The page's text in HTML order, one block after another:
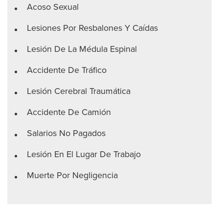
Acoso Sexual
Lesiones Por Resbalones Y Caídas
Lesión De La Médula Espinal
Accidente De Tráfico
Lesión Cerebral Traumática
Accidente De Camión
Salarios No Pagados
Lesión En El Lugar De Trabajo
Muerte Por Negligencia